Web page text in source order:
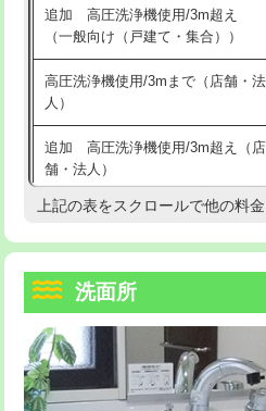
マス交換（深さ50㎝以上）
コンクリート斫り（厚さ10㎝まで）
コンクリート斫り（厚さ10㎝超え）
モルタル補修（厚さ10㎝まで）
モルタル補修（厚さ10㎝超え）
洗面台設置
追加人工
廃棄・処分
※給水管工事は20mmまでの価格
持込商品取付（混合水栓）
給水管工事※（ホール加工)
給水管工事※（バンド止め)
給水管工事※（支持金具設置)
給水管工事※（保温材使用（バン
め込み）)
給水管工事※（土の掘削・埋め戻
業)
給水管工事※（塩ビ管（VP・HI）
用/3ｍまで)
追加 高圧洗浄機使用/3m超え
（一般向け（戸建て・集合））
高圧洗浄機使用/3mまで（店舗・法
人）
追加 高圧洗浄機使用/3m超え（店
舗・法人）
高度高圧洗浄換
トーラー機使用/3mまで
追加トーラー機使用/3m超え
カメラ調査
上記の表をスクロールで他の料金
洗面所